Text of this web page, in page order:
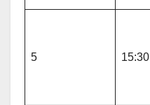
5 15:30